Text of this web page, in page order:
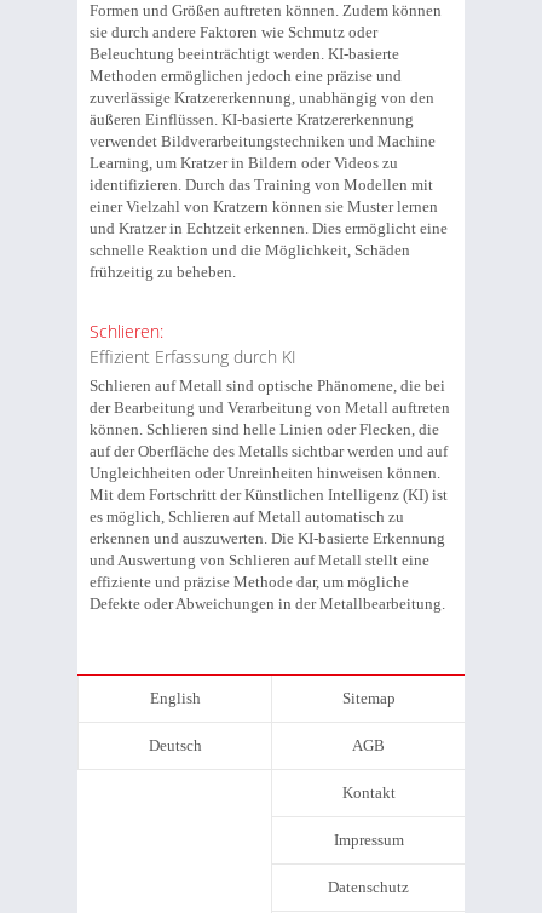
Formen und Größen auftreten können. Zudem können
sie durch andere Faktoren wie Schmutz oder
Beleuchtung beeinträchtigt werden. KI-basierte
Methoden ermöglichen jedoch eine präzise und
zuverlässige Kratzererkennung, unabhängig von den
äußeren Einflüssen. KI-basierte Kratzererkennung
verwendet Bildverarbeitungstechniken und Machine
Learning, um Kratzer in Bildern oder Videos zu
identifizieren. Durch das Training von Modellen mit
einer Vielzahl von Kratzern können sie Muster lernen
und Kratzer in Echtzeit erkennen. Dies ermöglicht eine
schnelle Reaktion und die Möglichkeit, Schäden
frühzeitig zu beheben.
Schlieren:
Effizient Erfassung durch KI
Schlieren auf Metall sind optische Phänomene, die bei
der Bearbeitung und Verarbeitung von Metall auftreten
können. Schlieren sind helle Linien oder Flecken, die
auf der Oberfläche des Metalls sichtbar werden und auf
Ungleichheiten oder Unreinheiten hinweisen können.
Mit dem Fortschritt der Künstlichen Intelligenz (KI) ist
es möglich, Schlieren auf Metall automatisch zu
erkennen und auszuwerten. Die KI-basierte Erkennung
und Auswertung von Schlieren auf Metall stellt eine
effiziente und präzise Methode dar, um mögliche
Defekte oder Abweichungen in der Metallbearbeitung.
English
Deutsch
Sitemap
AGB
Kontakt
Impressum
Datenschutz